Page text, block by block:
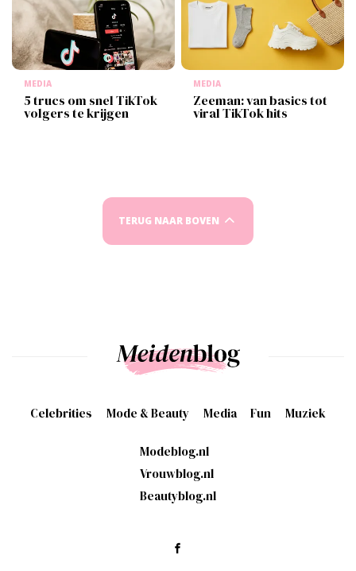
MEDIA
5 trucs om snel TikTok
volgers te krijgen
MEDIA
Zeeman: van basics tot
viral TikTok hits
TERUG NAAR BOVEN
Celebrities Mode & Beauty Media Fun Muziek
Modeblog.nl
Vrouwblog.nl
Beautyblog.nl